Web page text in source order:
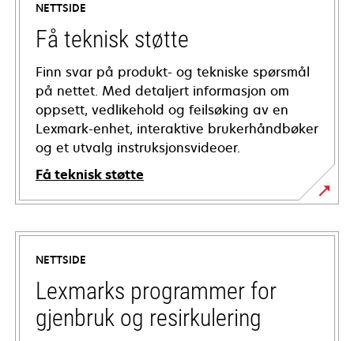
NETTSIDE
Få teknisk støtte
Finn svar på produkt- og tekniske spørsmål
på nettet. Med detaljert informasjon om
oppsett, vedlikehold og feilsøking av en
Lexmark-enhet, interaktive brukerhåndbøker
og et utvalg instruksjonsvideoer.
Få teknisk støtte
opens
in
new
tab
NETTSIDE
Lexmarks programmer for
gjenbruk og resirkulering